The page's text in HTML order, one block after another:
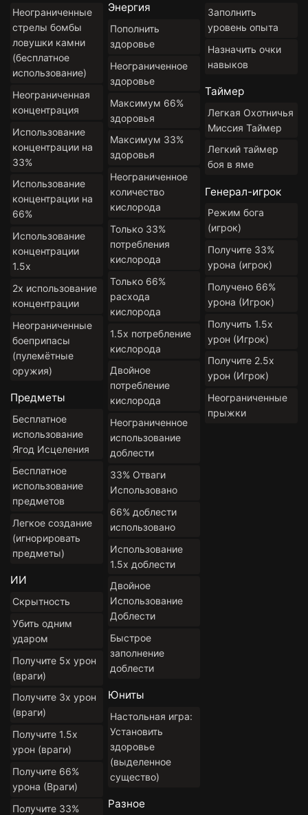
Неограниченные
стрелы бомбы
ловушки камни
(бесплатное
использование)
Неограниченная
концентрация
Использование
концентрации на
33%
Использование
концентрации на
66%
Использование
концентрации
1.5x
2x использование
концентрации
Неограниченные
боеприпасы
(пулемётные
оружия)
Предметы
Бесплатное
использование
Ягод Исцеления
Бесплатное
использование
предметов
Легкое создание
(игнорировать
предметы)
ИИ
Скрытность
Убить одним
ударом
Получите 5x урон
(враги)
Получите 3x урон
(враги)
Получите 1.5x
урон (враги)
Получите 66%
урона (Враги)
Получите 33%
Энергия
Пополнить
здоровье
Неограниченное
здоровье
Максимум 66%
здоровья
Максимум 33%
здоровья
Неограниченное
количество
кислорода
Только 33%
потребления
кислорода
Только 66%
расхода
кислорода
1.5x потребление
кислорода
Двойное
потребление
кислорода
Неограниченное
использование
доблести
33% Отваги
Использовано
66% доблести
использовано
Использование
1.5x доблести
Двойное
Использование
Доблести
Быстрое
заполнение
доблести
Юниты
Настольная игра:
Установить
здоровье
(выделенное
существо)
Разное
Заполнить
уровень опыта
Назначить очки
навыков
Таймер
Легкая Охотничья
Миссия Таймер
Легкий таймер
боя в яме
Генерал-игрок
Режим бога
(игрок)
Получите 33%
урона (игрок)
Получено 66%
урона (Игрок)
Получить 1.5x
урон (Игрок)
Получите 2.5x
урон (Игрок)
Неограниченные
прыжки